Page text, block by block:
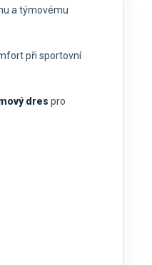
a týmovému
při sportovní
dres pro